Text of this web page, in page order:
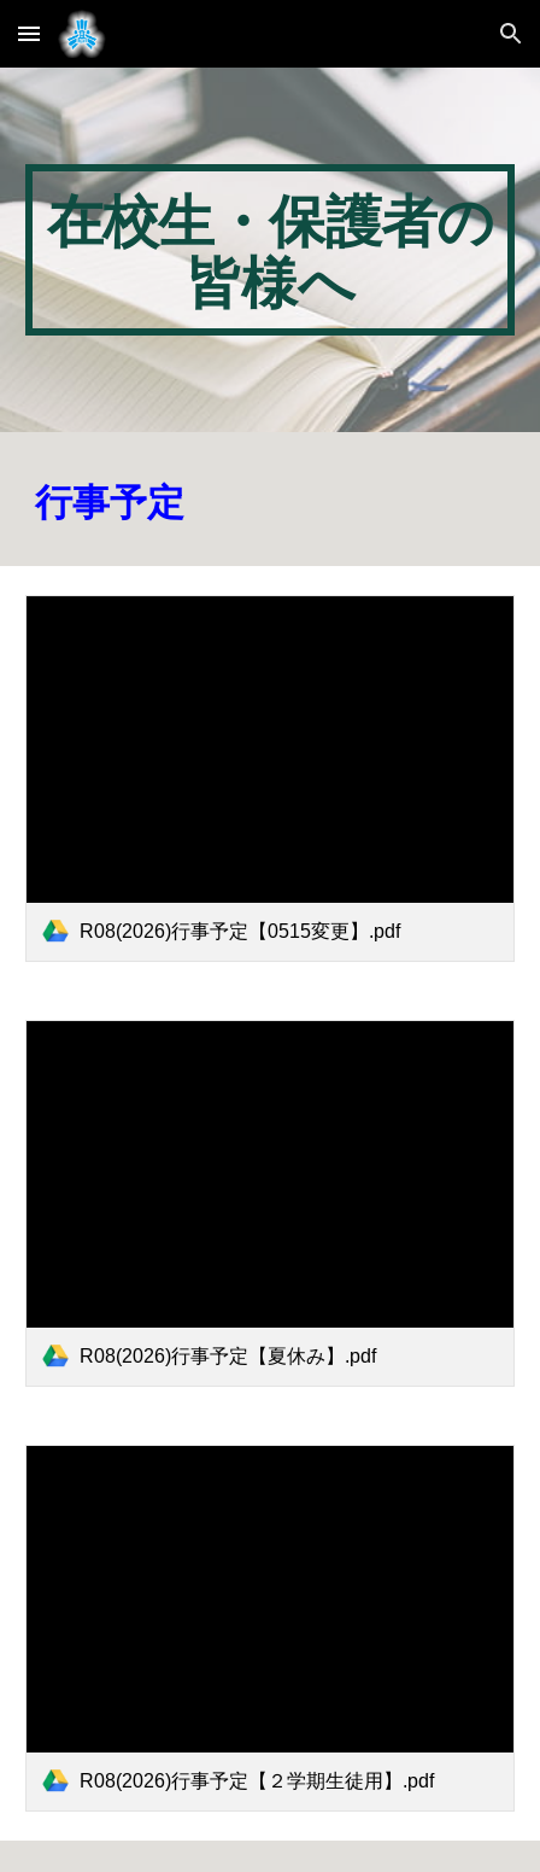
Skip to main content Skip to navigation
在校生・保護者の
皆様へ
行事予定
R08(2026)行事予定【0515変更】.pdf
R08(2026)行事予定【夏休み】.pdf
R08(2026)行事予定【２学期生徒用】.pdf